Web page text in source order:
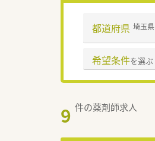
都道府県 埼玉県
希望条件を選ぶ
9 件の薬剤師求人